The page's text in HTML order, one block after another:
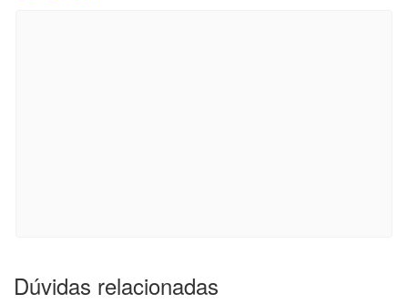
Dúvidas relacionadas